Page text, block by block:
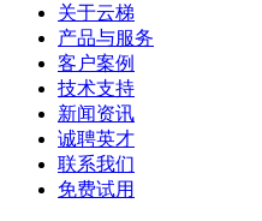
关于云梯
产品与服务
客户案例
技术支持
新闻资讯
诚聘英才
联系我们
免费试用